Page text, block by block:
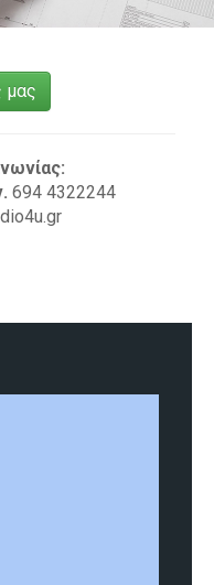
μας
694 4322244